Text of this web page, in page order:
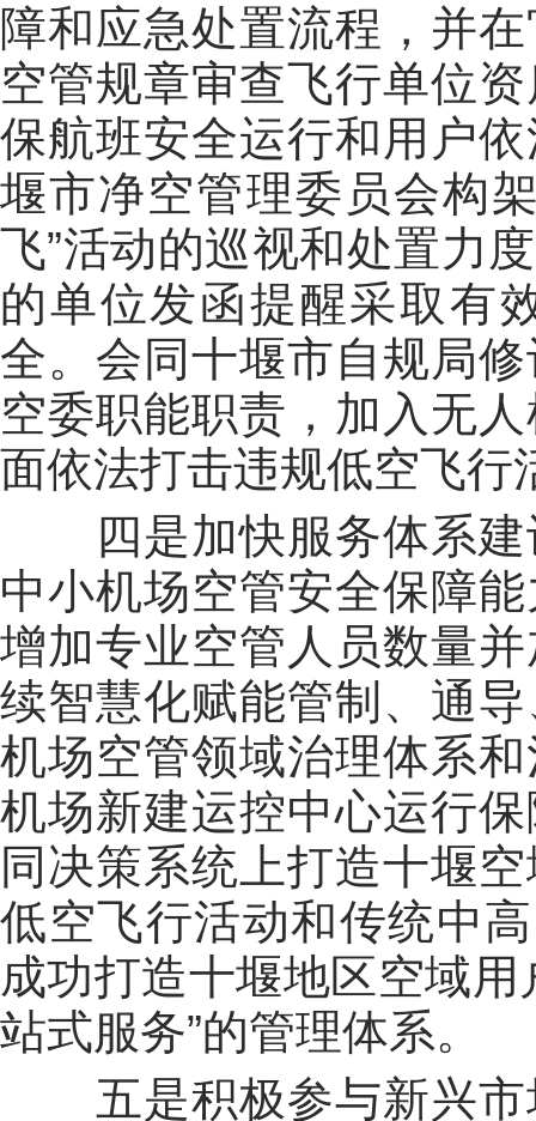
障和应急处置流程，并
空管规章审查飞行单位
保航班安全运行和用户
堰市净空管理委员会构
飞”活动的巡视和处置力
的单位发函提醒采取有
全。会同十堰市自规局
空委职能职责，加入无
面依法打击违规低空飞行
四是加快服务体系建
中小机场空管安全保障
增加专业空管人员数量
续智慧化赋能管制、通
机场空管领域治理体系
机场新建运控中心运行
同决策系统上打造十堰
低空飞行活动和传统中
成功打造十堰地区空域
站式服务”的管理体系。
五是积极参与新兴市